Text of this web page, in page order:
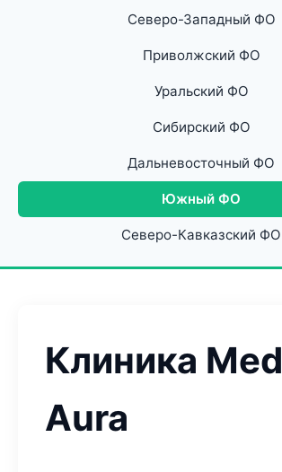
Северо-Западный ФО
Приволжский ФО
Уральский ФО
Сибирский ФО
Дальневосточный ФО
Южный ФО
Северо-Кавказский ФО
Клиника Med
Aura